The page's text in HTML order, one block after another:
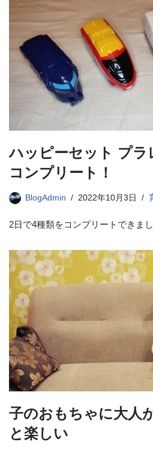
ハッピーセット プラ
コンプリート！
BlogAdmin 2022年10月3日
2日で4種類をコンプリートできま
子のおもちゃに大人
と楽しい